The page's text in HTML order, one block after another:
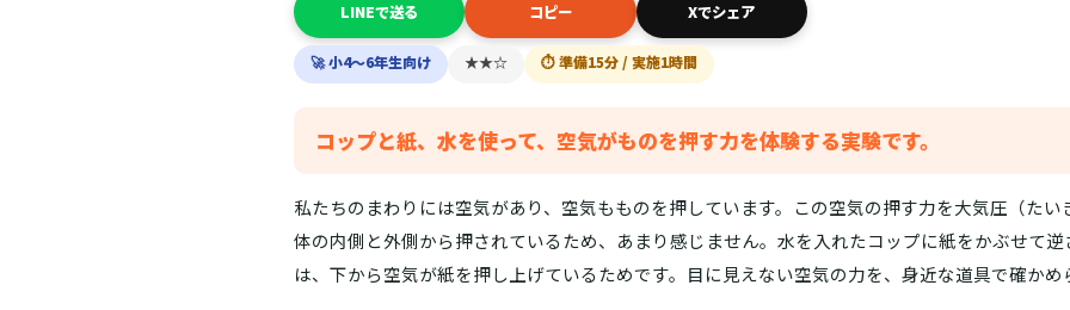
LINEで送る コピー Xでシェア
🚀 小4〜6年生向け ★★☆ ⏱ 準備15分 / 実施1時間
コップと紙、水を使って、空気がものを押す力を体験する実験です。
私たちのまわりには空気があり、空気もものを押しています。この空気の押す力を大気圧（た
体の内側と外側から押されているため、あまり感じません。水を入れたコップに紙をかぶせて
は、下から空気が紙を押し上げているためです。目に見えない空気の力を、身近な道具で確かめ